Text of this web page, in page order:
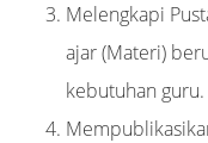
Melengkapi
ajar (Materi)
kebutuhan guru.